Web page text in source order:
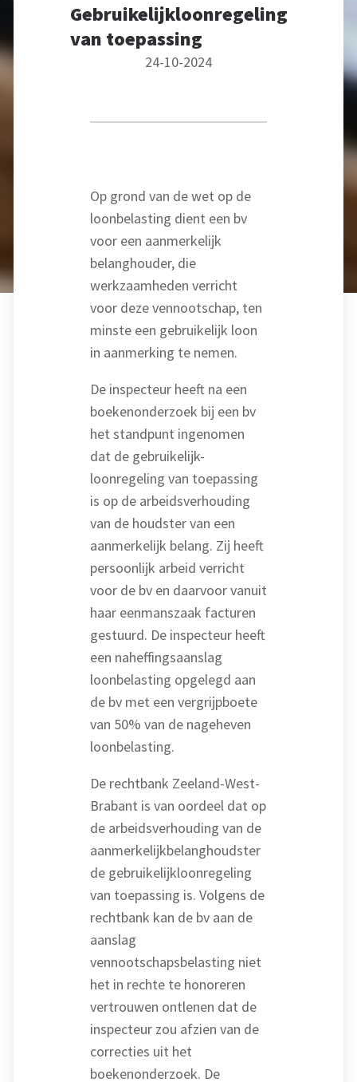
Gebruikelijkloonregeling
van toepassing
24-10-2024
Op grond van de wet op de
loonbelasting dient een bv
voor een aanmerkelijk
belanghouder, die
werkzaamheden verricht
voor deze vennootschap, ten
minste een gebruikelijk loon
in aanmerking te nemen.
De inspecteur heeft na een
boekenonderzoek bij een bv
het standpunt ingenomen
dat de gebruikelijk-
loonregeling van toepassing
is op de arbeidsverhouding
van de houdster van een
aanmerkelijk belang. Zij heeft
persoonlijk arbeid verricht
voor de bv en daarvoor vanuit
haar eenmanszaak facturen
gestuurd. De inspecteur heeft
een naheffingsaanslag
loonbelasting opgelegd aan
de bv met een vergrijpboete
van 50% van de nageheven
loonbelasting.
De rechtbank Zeeland-West-
Brabant is van oordeel dat op
de arbeidsverhouding van de
aanmerkelijkbelanghoudster
de gebruikelijkloonregeling
van toepassing is. Volgens de
rechtbank kan de bv aan de
aanslag
vennootschapsbelasting niet
het in rechte te honoreren
vertrouwen ontlenen dat de
inspecteur zou afzien van de
correcties uit het
boekenonderzoek. De